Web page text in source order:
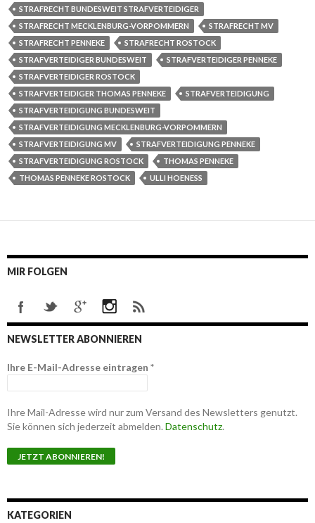
STRAFRECHT BUNDESWEIT STRAFVERTEIDIGER
STRAFRECHT MECKLENBURG-VORPOMMERN
STRAFRECHT MV
STRAFRECHT PENNEKE
STRAFRECHT ROSTOCK
STRAFVERTEIDIGER BUNDESWEIT
STRAFVERTEIDIGER PENNEKE
STRAFVERTEIDIGER ROSTOCK
STRAFVERTEIDIGER THOMAS PENNEKE
STRAFVERTEIDIGUNG
STRAFVERTEIDIGUNG BUNDESWEIT
STRAFVERTEIDIGUNG MECKLENBURG-VORPOMMERN
STRAFVERTEIDIGUNG MV
STRAFVERTEIDIGUNG PENNEKE
STRAFVERTEIDIGUNG ROSTOCK
THOMAS PENNEKE
THOMAS PENNEKE ROSTOCK
ULLI HOENESS
MIR FOLGEN
NEWSLETTER ABONNIEREN
Ihre E-Mail-Adresse eintragen *
Ihre Mail-Adresse wird nur zum Versand des Newsletters genutzt.
Sie können sich jederzeit abmelden. Datenschutz.
KATEGORIEN